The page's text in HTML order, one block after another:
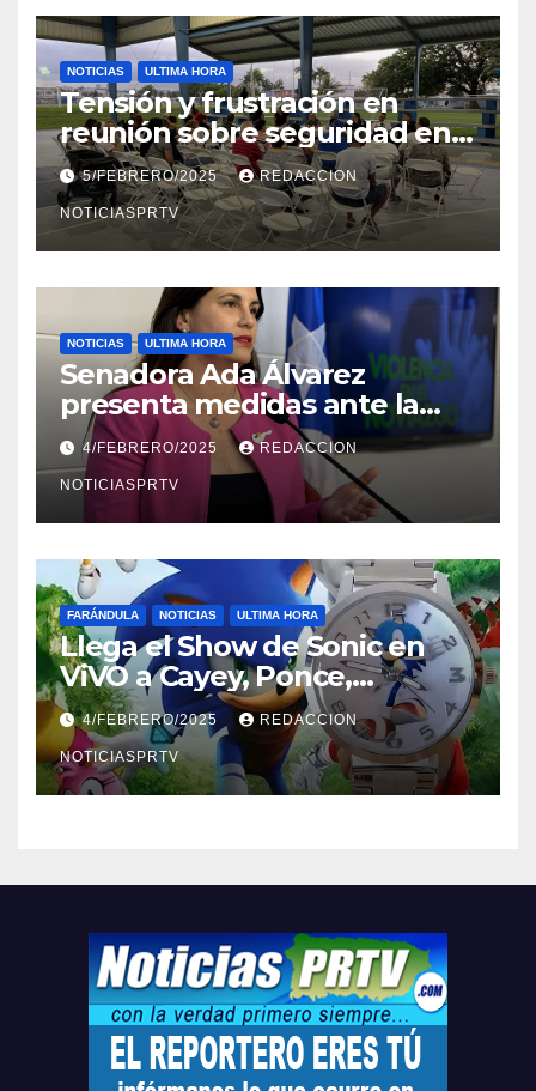
NOTICIAS ULTIMA HORA
Tensión y frustración en
reunión sobre seguridad en
Reparto Metropolitano
5/FEBRERO/2025 REDACCION
NOTICIASPRTV
NOTICIAS ULTIMA HORA
Senadora Ada Álvarez
presenta medidas ante la
violencia en el noviazgo
4/FEBRERO/2025 REDACCION
NOTICIASPRTV
FARÁNDULA NOTICIAS ULTIMA HORA
Llega el Show de Sonic en
ViVO a Cayey, Ponce,
Barceloneta y Humacao,
Relojes gratis para el que
compre ahora….
4/FEBRERO/2025 REDACCION
NOTICIASPRTV